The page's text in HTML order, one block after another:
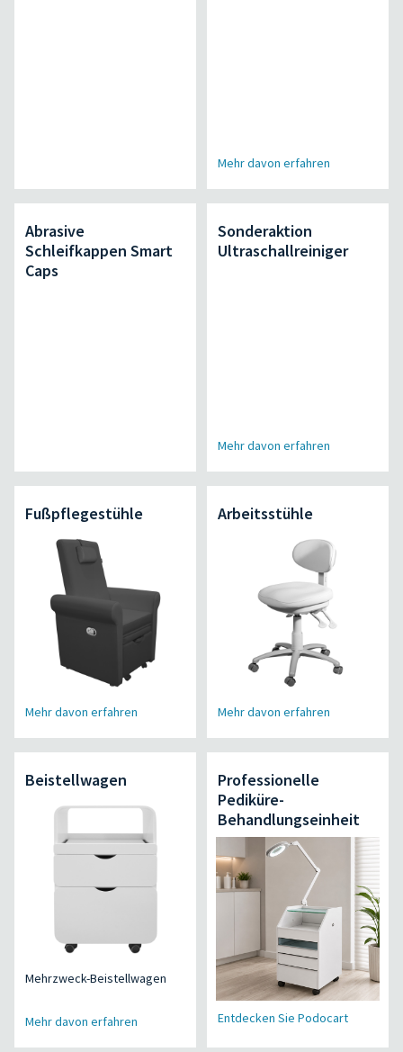
Mehr davon erfahren
Abrasive
Schleifkappen Smart
Caps
Sonderaktion
Ultraschallreiniger
Mehr davon erfahren
Fußpflegestühle
Mehr davon erfahren
Arbeitsstühle
Mehr davon erfahren
Beistellwagen
Mehrzweck-Beistellwagen
Mehr davon erfahren
Professionelle
Pediküre-
Behandlungseinheit
Entdecken Sie Podocart